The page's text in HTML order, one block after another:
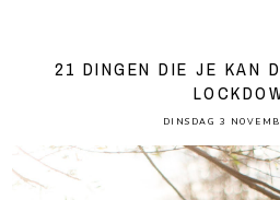
21 DINGEN DIE JE KAN
DINSDAG 3